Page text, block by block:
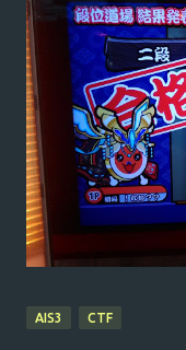
AIS3 CTF